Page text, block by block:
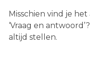
Misschien vind je
‘Vraag en
altijd stellen.